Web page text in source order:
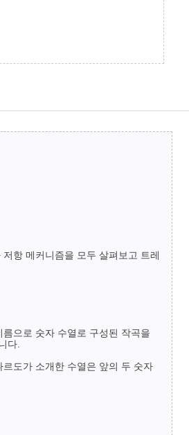
항 메커니즘을 모두 살펴보고 트레
으로 숫자 수열로 구성된 작곡을
다.
도가 소개한 수열은 앞의 두 숫자